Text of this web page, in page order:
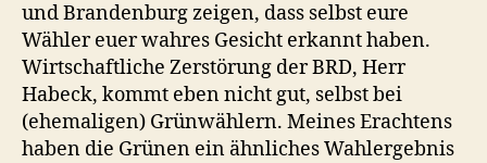
und Brandenburg zeigen, dass selbst eure
Wähler euer wahres Gesicht erkannt haben.
Wirtschaftliche Zerstörung der BRD, Herr
Habeck, kommt eben nicht gut, selbst bei
(ehemaligen) Grünwählern. Meines Erachtens
haben die Grünen ein ähnliches Wahlergebnis